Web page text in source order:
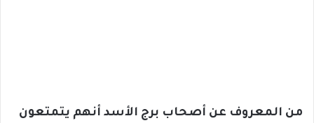
من المعروف عن أصحاب برج الأسد أنهم يتمتعون